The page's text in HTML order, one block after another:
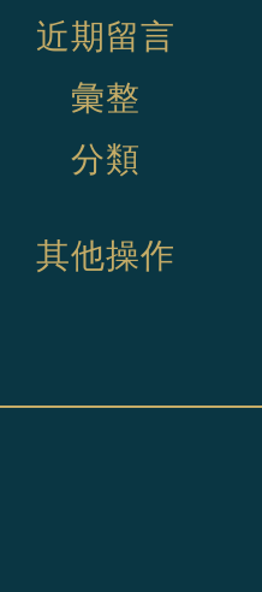
近期留言
彙整
分類
其他操作